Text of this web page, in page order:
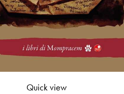
Quick view